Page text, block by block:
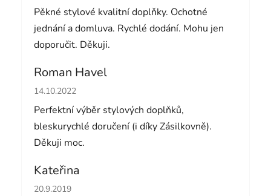
Pěkné stylové kvalitní doplňky. Ochotné
jednání a domluva. Rychlé dodání. Mohu jen
doporučit. Děkuji.
Roman Havel
Hodnocení obchodu je 5 z 5 hvězdiček.
14.10.2022
Perfektní výběr stylových doplňků,
bleskurychlé doručení (i díky Zásilkovně).
Děkuji moc.
Kateřina
Hodnocení obchodu je 5 z 5 hvězdiček.
20.9.2019